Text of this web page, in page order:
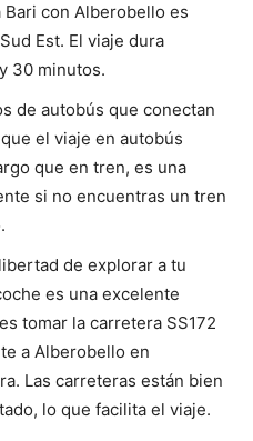
con Alberobello es
Est. El viaje dura
30 minutos.
de autobús que conectan
el viaje en autobús
que en tren, es una
si no encuentras un tren
de explorar a tu
es una excelente
tomar la carretera SS172
a Alberobello en
Las carreteras están bien
lo que facilita el viaje.